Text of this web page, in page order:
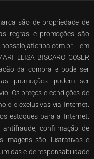
são de propriedade de
regras e promoções são
em
ELISA BISCARO COSER
da compra e pode ser
promoções podem ser
Os preços e condições de
e exclusivas via Internet.
estoques para a Internet.
confirmação de
imagens são ilustrativas e
e de responsabilidade